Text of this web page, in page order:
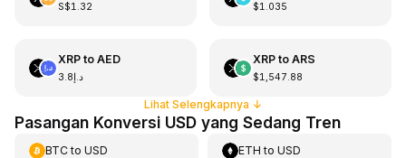
S$1.32 $1.035
XRPto AED
د.إ3.8
XRPto ARS
$1,547.88
Lihat Selengkapnya ↓
Pasangan Konversi USD yang Sedang Tren
BTCto USD ETH toUSD